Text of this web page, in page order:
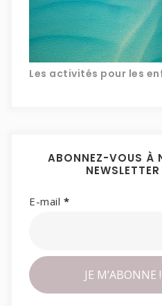
Les activités pour les
ABONNEZ-VOUS À
NEWSLETTER
E-mail *